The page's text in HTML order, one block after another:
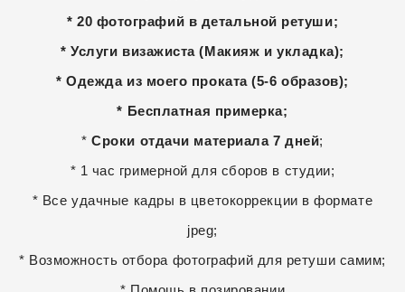
* 20 фотографий в детальной ретуши;
* Услуги визажиста (Макияж и укладка);
* Одежда из моего проката (5-6 образов);
* Бесплатная примерка;
*Сроки отдачи материала 7 дней;
* 1 час гримерной для сборов в студии;
* Все удачные кадры в цветокоррекции в формате
jpeg;
* Возможность отбора фотографий для ретуши самим;